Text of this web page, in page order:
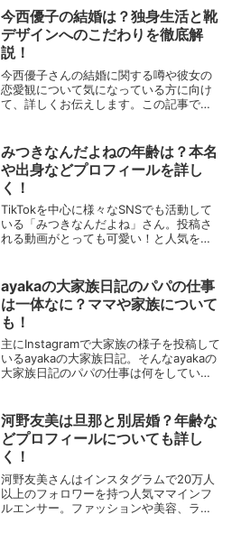
今西優子の結婚は？独身生活と靴
デザインへのこだわりを徹底解
説！
今西優子さんの結婚に関する噂や彼女の
恋愛観について気になっている方に向け
て、詳しくお伝えします。この記事で
ています。また、彼女がデザインする靴
に込められた想いや、おすす...
みつきなんだよねの年齢は？本名
や出身などプロフィールを詳し
く！
TikTokを中心に様々なSNSでも活動して
いる「みつきなんだよね」さん。投稿さ
れる動画がとっても可愛い！と人気を集
のではないでしょうか？みつきなんだよ
ねの年齢？この記...
ayakaの大家族日記のパパの仕事
は一体なに？ママや家族について
も！
主にInstagramで大家族の様子を投稿して
いるayakaの大家族日記。そんなayakaの
大家族日記のパパの仕事は何をしている
は家族みんなとても仲がいい様子...
河野友美は旦那と別居婚？年齢な
どプロフィールについても詳し
く！
河野友美さんはインスタグラムで20万人
以上のフォロワーを持つ人気ママインフ
ルエンサー。ファッションや美容、ライ